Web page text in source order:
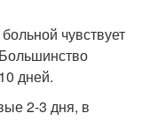
чувствует
дней.
2-3 дня, в